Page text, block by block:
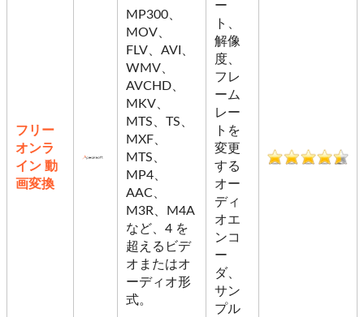
フリー
オンラ
イン 動
画変換
MP300、
MOV、
FLV、AVI、
WMV、
AVCHD、
MKV、
MTS、TS、
MXF、
MTS、
MP4、
AAC、
M3R、M4A
など、4 を
超えるビデ
オまたはオ
ーディオ形
式。
ー
ト、
解像
度、
フレ
ーム
レー
トを
変更
する
オー
ディ
オエ
ンコ
ー
ダ、
サン
プル